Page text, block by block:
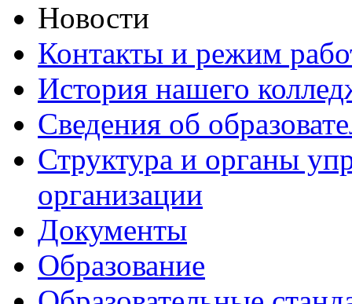
Новости
Контакты и режим
История нашего
Сведения об
Структура и органы
организации
Документы
Образование